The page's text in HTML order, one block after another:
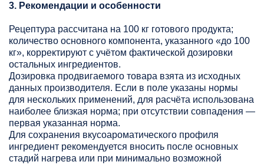
3. Рекомендации и особенности
Рецептура рассчитана на 100 кг готового продукта;
количество основного компонента, указанного «до 100
кг», корректируют с учётом фактической дозировки
остальных ингредиентов.
Дозировка продвигаемого товара взята из исходных
данных производителя. Если в поле указаны нормы
для нескольких применений, для расчёта использована
наиболее близкая норма; при отсутствии совпадения —
первая указанная норма.
Для сохранения вкусоароматического профиля
ингредиент рекомендуется вносить после основных
стадий нагрева или при минимально возможной